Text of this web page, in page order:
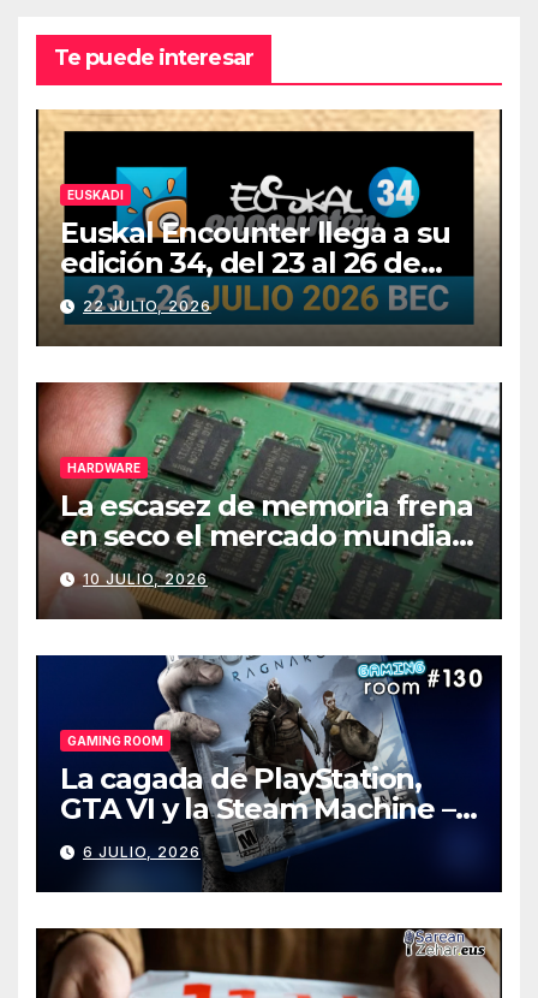
Te puede interesar
EUSKADI
Euskal Encounter llega a su
edición 34, del 23 al 26 de
julio
22 JULIO, 2026
HARDWARE
La escasez de memoria frena
en seco el mercado mundial
de PCs
10 JULIO, 2026
GAMING ROOM
La cagada de PlayStation,
GTA VI y la Steam Machine –
Gaming Room #130
6 JULIO, 2026